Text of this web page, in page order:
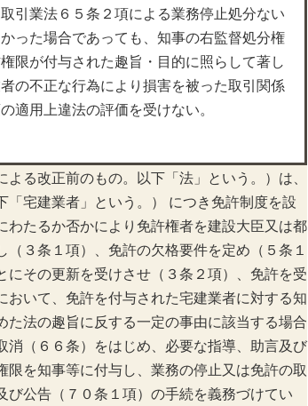
業法６５条２項による業務停止処分ない
った場合であっても、知事の右監督処分権
限が付与された趣旨・目的に照らして著し
の不正な行為により損害を被った取引関係
適用上違法の評価を受けない。
る改正前のもの。以下「法」という。）は、
宅建業者」という。） につき免許制度を設
たるか否かにより免許権者を建設大臣又は都
３条１項）、免許の欠格要件を定め（５条１
その更新を受けさせ（３条２項）、免許を受
いて、免許を付与された宅建業者に対する知
法の趣旨に反する一定の事由に該当する場合
（６６条）をはじめ、必要な指導、助言及び
を知事等に付与し、業務の停止又は免許の取
公告（７０条１項）の手続を義務づけてい